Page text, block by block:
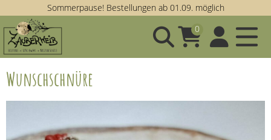
Sommerpause! Bestellungen ab 01.09. möglich
0
Wunschschnüre